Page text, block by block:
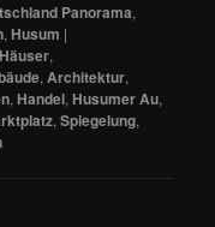
Panorama,
, Husum |
Häuser,
, Architektur,
, Handel, Husumer Au,
,Spiegelung,